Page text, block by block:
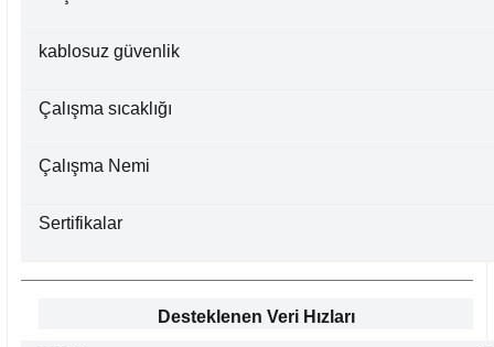
kablosuz güvenlik
Çalışma sıcaklığı
Çalışma Nemi
Sertifikalar
Desteklenen Veri Hızları